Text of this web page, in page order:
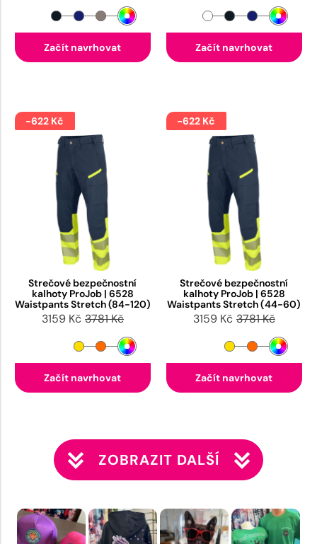
Začít navrhovat Začít navrhovat
-622 Kč
Strečové bezpečnostní
kalhoty ProJob | 6528
Waistpants Stretch (84-120)
3159 Kč 3781 Kč
Začít navrhovat
-622 Kč
Strečové bezpečnostní
kalhoty ProJob | 6528
Waistpants Stretch (44-60)
3159 Kč 3781 Kč
Začít navrhovat
ZOBRAZIT DALŠÍ